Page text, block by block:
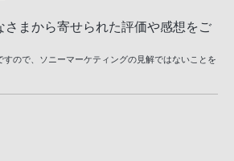
さまから寄せられた評価や感想をご
ので、ソニーマーケティングの見解ではないことを